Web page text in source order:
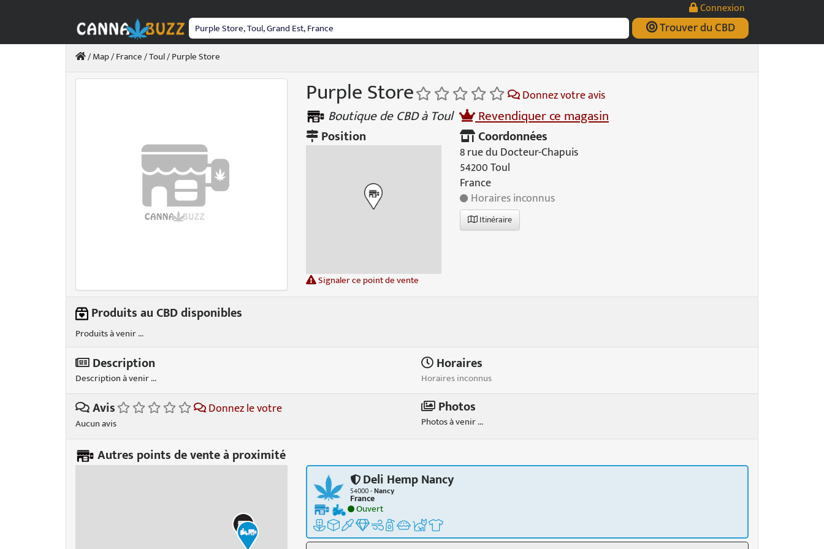
Connexion
Trouver du CBD
/Map/France/Toul/ Purple Store
Purple Store Donnez votre avis
Boutique de CBD à Toul Revendiquer ce magasin
Position
Signaler ce point de vente
Coordonnées
8 rue du Docteur-Chapuis
54200 Toul
France
Horaires inconnus
Itinéraire
Produits au CBD disponibles
Produits à venir ...
Description
Description à venir ...
Horaires
Horaires inconnus
Avis Donnez le votre
Aucun avis
Photos
Photos à venir ...
Autres points de vente à proximité
Deli Hemp Nancy
54000 -Nancy
France
Ouvert